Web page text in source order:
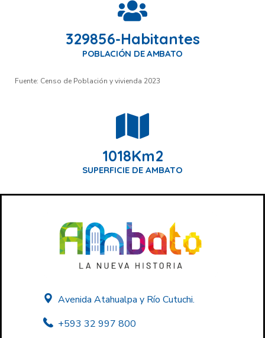
329856-Habitantes
POBLACIÓN DE AMBATO
Fuente: Censo de Población y vivienda 2023
1018Km2
SUPERFICIE DE AMBATO
Avenida Atahualpa y Río Cutuchi.
+593 32 997 800